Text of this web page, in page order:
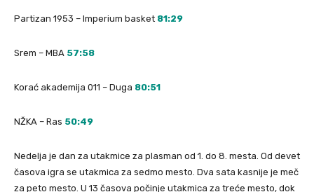
Partizan 1953 – Imperium basket 81:29
Srem – MBA 57:58
Korać akademija 011 – Duga 80:51
NŽKA – Ras 50:49
Nedelja je dan za utakmice za plasman od 1. do 8. mesta. Od devet
časova igra se utakmica za sedmo mesto. Dva sata kasnije je meč
za peto mesto. U 13 časova počinje utakmica za treće mesto, dok